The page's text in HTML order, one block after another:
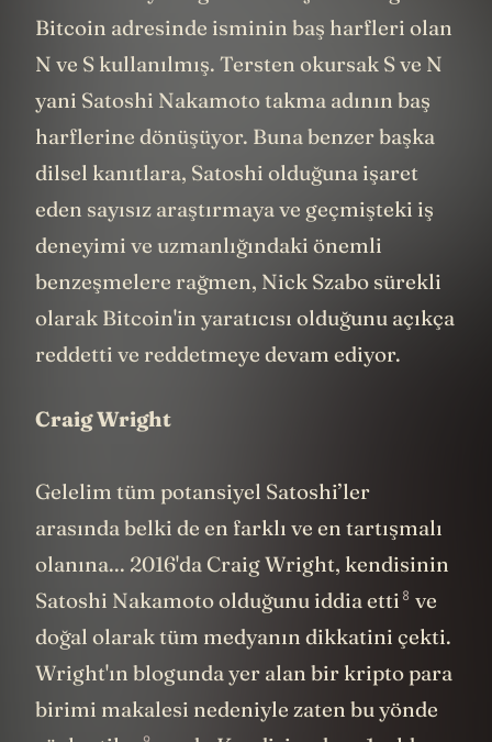
Bitcoin adresinde isminin baş harfleri olan
N ve S kullanılmış. Tersten okursak S ve N
yani Satoshi Nakamoto takma adının baş
harflerine dönüşüyor. Buna benzer başka
dilsel kanıtlara, Satoshi olduğuna işaret
eden sayısız araştırmaya ve geçmişteki iş
deneyimi ve uzmanlığındaki önemli
benzeşmelere rağmen, Nick Szabo sürekli
olarak Bitcoin'in yaratıcısı olduğunu açıkça
reddetti ve reddetmeye devam ediyor.
Craig Wright
Gelelim tüm potansiyel Satoshi’ler
arasında belki de en farklı ve en tartışmalı
olanına... 2016'da Craig Wright, kendisinin
Satoshi Nakamoto olduğunu iddia etti 8 ve
doğal olarak tüm medyanın dikkatini çekti.
Wright'ın blogunda yer alan bir kripto para
birimi makalesi nedeniyle zaten bu yönde